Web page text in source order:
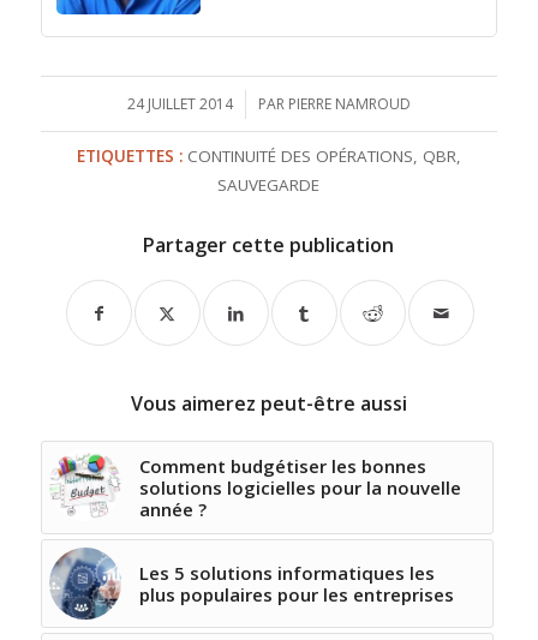
24 JUILLET 2014
/ PAR PIERRE NAMROUD
ETIQUETTES : CONTINUITÉ DES OPÉRATIONS, QBR,
SAUVEGARDE
Partager cette publication
Vous aimerez peut-être aussi
Comment budgétiser les bonnes
solutions logicielles pour la nouvelle
année ?
Les 5 solutions informatiques les
plus populaires pour les entreprises